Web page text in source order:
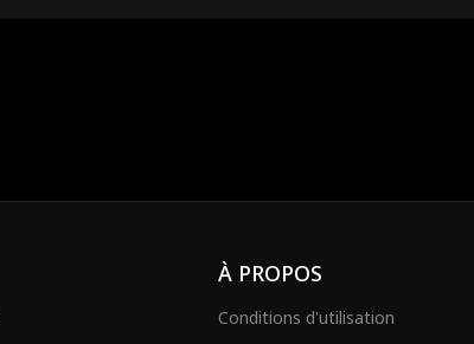
À PROPOS
Conditions d'utilisation